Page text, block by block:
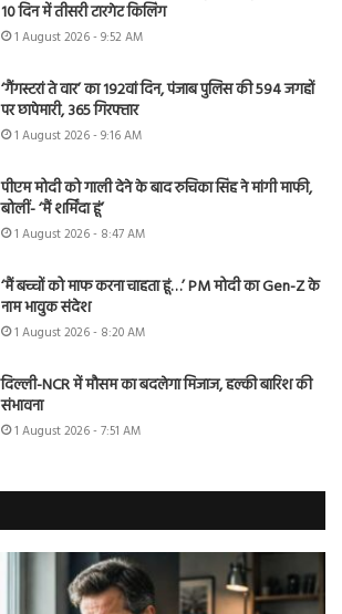
10 दिन में तीसरी टारगेट किलिंग
1 August 2026 - 9:52 AM
‘गैंगस्टरां ते वार’ का 192वां दिन, पंजाब पुलिस की 594 जगहों
पर छापेमारी, 365 गिरफ्तार
1 August 2026 - 9:16 AM
पीएम मोदी को गाली देने के बाद रुचिका सिंह ने मांगी माफी,
बोलीं- ‘मैं शर्मिंदा हूं’
1 August 2026 - 8:47 AM
‘मैं बच्चों को माफ करना चाहता हूं…’ PM मोदी का Gen-Z के
नाम भावुक संदेश
1 August 2026 - 8:20 AM
दिल्ली-NCR में मौसम का बदलेगा मिजाज, हल्की बारिश की
संभावना
1 August 2026 - 7:51 AM